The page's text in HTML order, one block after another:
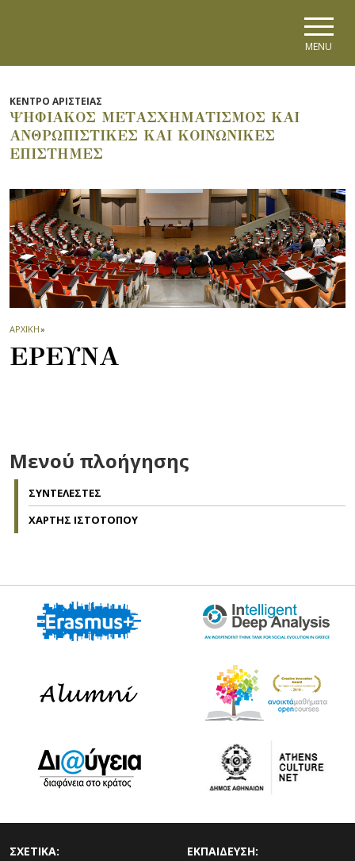
MENU
ΚΕΝΤΡΟ ΑΡΙΣΤΕΙΑΣ
ΨΗΦΙΑΚΟΣ ΜΕΤΑΣΧΗΜΑΤΙΣΜΟΣ ΚΑΙ
ΑΝΘΡΩΠΙΣΤΙΚΕΣ ΚΑΙ ΚΟΙΝΩΝΙΚΕΣ
ΕΠΙΣΤΗΜΕΣ
ΑΡΧΙΚΗ»
ΕΡΕΥΝΑ
Μενού πλοήγησης
ΣΥΝΤΕΛΕΣΤΕΣ
ΧΑΡΤΗΣ ΙΣΤΟΤΟΠΟΥ
ΣΧΕΤΙΚΑ: ΕΚΠΑΙΔΕΥΣΗ: